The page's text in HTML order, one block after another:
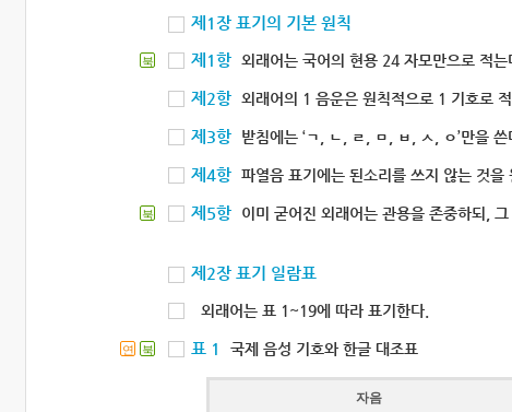
제1장 표기의 기본 원칙
북 제1항 외래어는 국어의 현용 24 자모만으로 적는
제2항 외래어의 1 음운은 원칙적으로 1 기호로 적
제3항 받침에는 ‘ㄱ, ㄴ, ㄹ, ㅁ, ㅂ, ㅅ, ㅇ’만을 쓴
제4항 파열음 표기에는 된소리를 쓰지 않는 것을
북 제5항 이미 굳어진 외래어는 관용을 존중하되,
제2장 표기 일람표
외래어는 표 1~19에 따라 표기한다.
연 북 표 1 국제 음성 기호와 한글 대조표
자음